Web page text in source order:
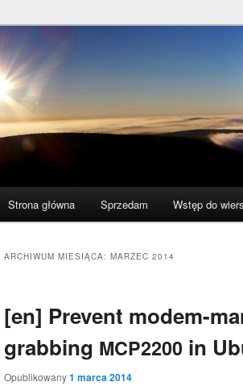
acogitosis
polscy naukowcy udowodnili: myślenie boli
Strona główna Sprzedam Wstęp do
ARCHIWUM MIESIĄCA: MARZEC 2014
[en] Prevent modem-
grabbing MCP2200 in
Opublikowany1 marca 2014